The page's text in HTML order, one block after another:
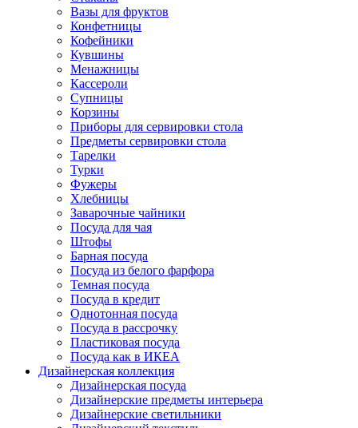
Вазы для фруктов
Конфетницы
Кофейники
Кувшины
Менажницы
Кассероли
Супницы
Корзины
Приборы для сервировки стола
Предметы сервировки стола
Тарелки
Турки
Фужеры
Хлебницы
Заварочные чайники
Посуда для чая
Штофы
Барная посуда
Посуда из белого фарфора
Темная посуда
Посуда в кредит
Однотонная посуда
Посуда в рассрочку
Пластиковая посуда
Посуда как в ИКЕА
Дизайнерская коллекция
Дизайнерская посуда
Дизайнерские предметы интерьера
Дизайнерские светильники